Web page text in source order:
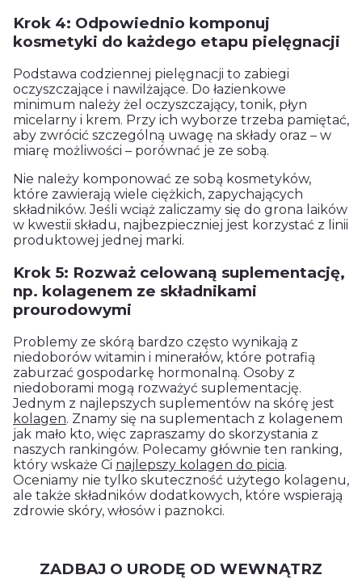
Krok 4: Odpowiednio komponuj
kosmetyki do każdego etapu pielęgnacji
Podstawa codziennej pielęgnacji to zabiegi
oczyszczające i nawilżające. Do łazienkowe
minimum należy żel oczyszczający, tonik, płyn
micelarny i krem. Przy ich wyborze trzeba pamiętać,
aby zwrócić szczególną uwagę na składy oraz – w
miarę możliwości – porównać je ze sobą.
Nie należy komponować ze sobą kosmetyków,
które zawierają wiele ciężkich, zapychających
składników. Jeśli wciąż zaliczamy się do grona laików
w kwestii składu, najbezpieczniej jest korzystać z linii
produktowej jednej marki.
Krok 5: Rozważ celowaną suplementację,
np. kolagenem ze składnikami
prourodowymi
Problemy ze skórą bardzo często wynikają z
niedoborów witamin i minerałów, które potrafią
zaburzać gospodarkę hormonalną. Osoby z
niedoborami mogą rozważyć suplementację.
Jednym z najlepszych suplementów na skórę jest
kolagen. Znamy się na suplementach z kolagenem
jak mało kto, więc zapraszamy do skorzystania z
naszych rankingów. Polecamy głównie ten ranking,
który wskaże Ci najlepszy kolagen do picia.
Oceniamy nie tylko skuteczność użytego kolagenu,
ale także składników dodatkowych, które wspierają
zdrowie skóry, włosów i paznokci.
ZADBAJ O URODĘ OD WEWNĄTRZ